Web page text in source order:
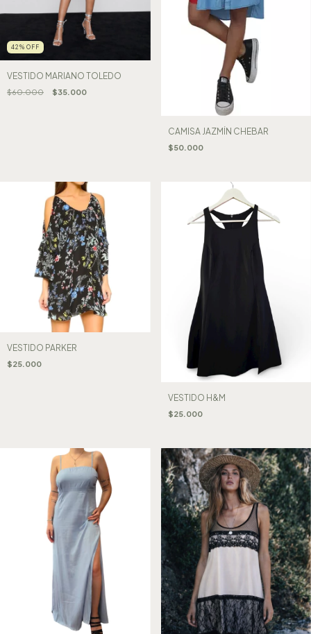
42 % OFF
VESTIDO MARIANO TOLEDO
$60.000 $35.000
CAMISA JAZMÍN CHEBAR
$50.000
VESTIDO PARKER
$25.000
VESTIDO H&M
$25.000